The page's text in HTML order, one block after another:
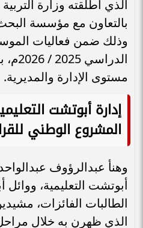
الذي أطلقته وزارة التربية
بالتعاون مع مؤسسة البحث
وذلك ضمن فعاليات
مستوى الإدارة والمديرية.
إدارة أبوتشت
المشروع الوطني
وهنأ عبدالرؤوف
أبوتشت التعليمية، ووائل
الطالبات الفائزات،
الذي ظهرن به خلال